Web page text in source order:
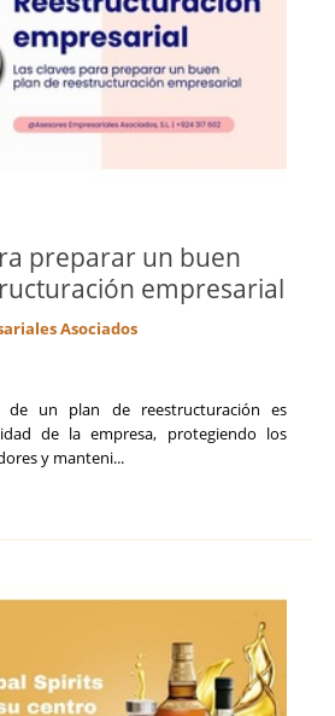
preparar un buen
empresarial
Asociados
de un plan de reestructuración es
de la empresa, protegiendo los
y manteni...